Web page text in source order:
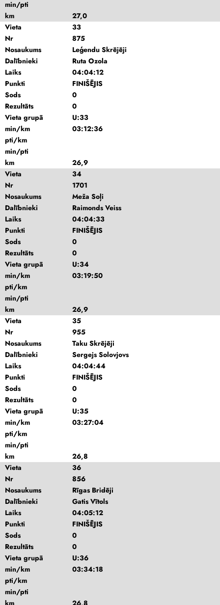
min/pti
km
27,0
Vieta
33
Nr
875
Nosaukums
Leģendu Skrējēji
Dalībnieki
Ruta Ozola
Laiks
04:04:12
Punkti
FINIŠĒJIS
Sods
0
Rezultāts
0
Vieta grupā
U:33
min/km
03:12:36
pti/km
min/pti
km
26,9
Vieta
34
Nr
1701
Nosaukums
Meža Soļi
Dalībnieki
Raimonds Veiss
Laiks
04:04:33
Punkti
FINIŠĒJIS
Sods
0
Rezultāts
0
Vieta grupā
U:34
min/km
03:19:50
pti/km
min/pti
km
26,9
Vieta
35
Nr
955
Nosaukums
Taku Skrējēji
Dalībnieki
Sergejs Solovjovs
Laiks
04:04:44
Punkti
FINIŠĒJIS
Sods
0
Rezultāts
0
Vieta grupā
U:35
min/km
03:27:04
pti/km
min/pti
km
26,8
Vieta
36
Nr
856
Nosaukums
Rīgas Bridēji
Dalībnieki
Gatis Vītols
Laiks
04:05:12
Punkti
FINIŠĒJIS
Sods
0
Rezultāts
0
Vieta grupā
U:36
min/km
03:34:18
pti/km
min/pti
km
26,8